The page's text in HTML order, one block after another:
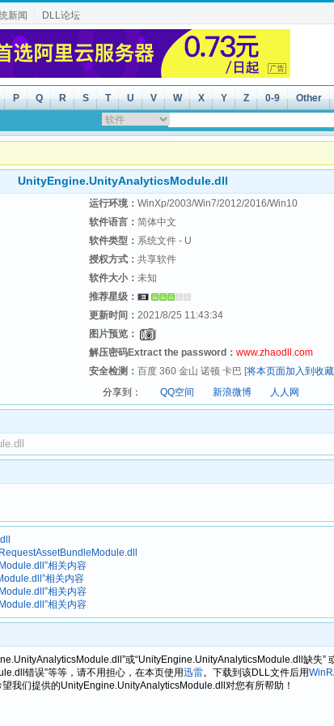
新闻 ┆ DLL论坛
P Q R S T U V W X Y Z 0-9 Other
UnityEngine.UnityAnalyticsModule.dll
运行环境： WinXp/2003/Win7/2012/2016/Win10
软件语言： 简体中文
软件类型： 系统文件 - U
授权方式： 共享软件
软件大小： 未知
推荐星级：
更新时间： 2021/8/25 11:43:34
图片预览：
解压密码Extract the password： www.zhaodll.com
安全检测： 百度 360 金山 诺顿 卡巴 [将本页面加入到收
分享到：
QQ空间 新浪微博 人人网
相关内容
相关内容
相关内容
相关内容
或“UnityEngine.UnityAnalyticsModule.dll缺失”
错误”等等，请不用担心，在本页使用迅雷。下载到该DLL文件后用
我们提供的UnityEngine.UnityAnalyticsModule.dll对您有所帮助！